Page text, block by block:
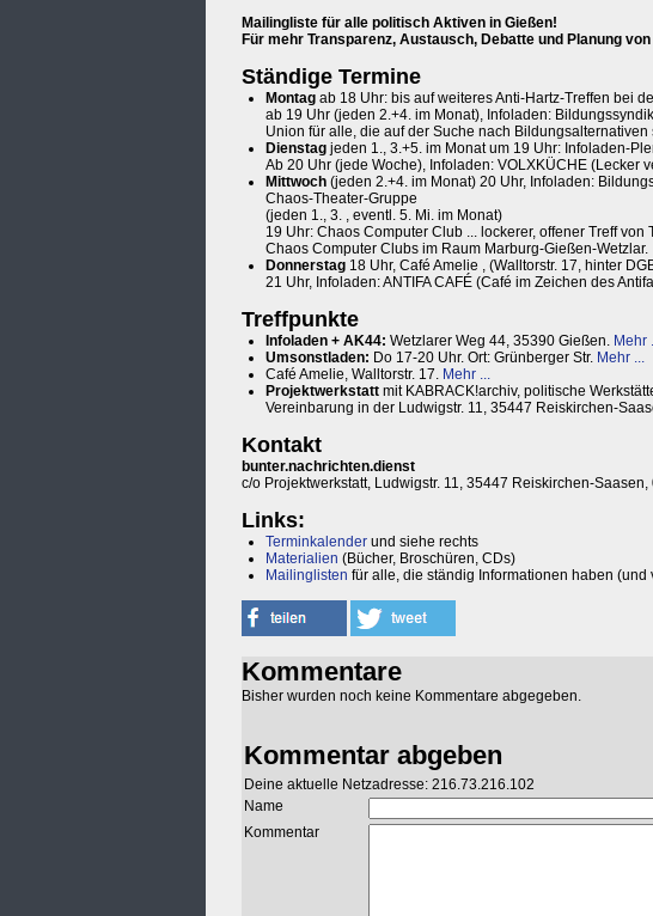
Mailingliste für alle politisch Aktiven in Gießen!
Für mehr Transparenz, Austausch, Debatte und Planung
Ständige Termine
Montag ab 18 Uhr: bis auf weiteres Anti-Hartz-Treffen bei
ab 19 Uhr (jeden 2.+4. im Monat), Infoladen:
Union für alle, die auf der Suche nach Bildungsalternativen
Dienstag jeden 1., 3.+5. im Monat um 19 Uhr: Infoladen-
Ab 20 Uhr (jede Woche), Infoladen: VOLXKÜCHE (Lecker
Mittwoch (jeden 2.+4. im Monat) 20 Uhr, Infoladen:
Chaos-Theater-Gruppe
(jeden 1., 3. , eventl. 5. Mi. im Monat)
19 Uhr: Chaos Computer Club ... lockerer, offener Treff
Chaos Computer Clubs im Raum Marburg-Gießen-Wetzlar.
Donnerstag 18 Uhr, Café Amelie , (Walltorstr. 17, hinter
21 Uhr, Infoladen: ANTIFA CAFÉ (Café im Zeichen des
Treffpunkte
Infoladen + AK44: Wetzlarer Weg 44, 35390 Gießen. Mehr
Umsonstladen: Do 17-20 Uhr. Ort: Grünberger Str. Mehr ...
Café Amelie, Walltorstr. 17. Mehr ...
Projektwerkstatt mit KABRACK!archiv, politische
Vereinbarung in der Ludwigstr. 11, 35447 Reiskirchen-
Kontakt
bunter.nachrichten.dienst
c/o Projektwerkstatt, Ludwigstr. 11, 35447 Reiskirchen-
Links:
Terminkalender und siehe rechts
Materialien (Bücher, Broschüren, CDs)
Mailinglisten für alle, die ständig Informationen haben (und
Kommentare
Bisher wurden noch keine Kommentare abgegeben.
Kommentar abgeben
Deine aktuelle Netzadresse: 216.73.216.102
Name
Kommentar